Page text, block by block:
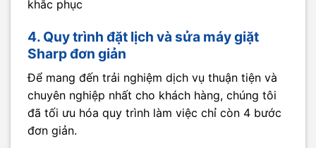
khắc phục
4. Quy trình đặt lịch và sửa máy giặt
Sharp đơn giản
Để mang đến trải nghiệm dịch vụ thuận tiện và
chuyên nghiệp nhất cho khách hàng, chúng tôi
đã tối ưu hóa quy trình làm việc chỉ còn 4 bước
đơn giản.